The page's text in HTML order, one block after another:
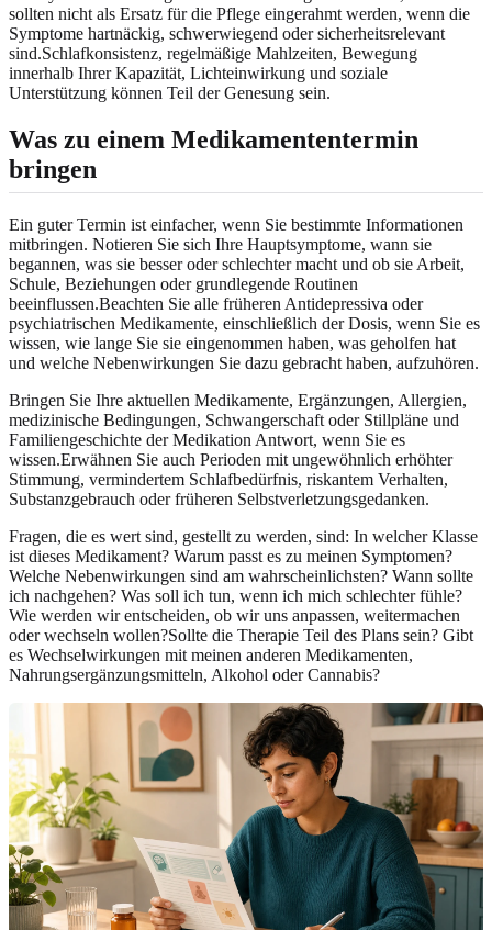
sollten nicht als Ersatz für die Pflege eingerahmt werden, wenn die
Symptome hartnäckig, schwerwiegend oder sicherheitsrelevant
sind.Schlafkonsistenz, regelmäßige Mahlzeiten, Bewegung
innerhalb Ihrer Kapazität, Lichteinwirkung und soziale
Unterstützung können Teil der Genesung sein.
Was zu einem Medikamententermin
bringen
Ein guter Termin ist einfacher, wenn Sie bestimmte Informationen
mitbringen. Notieren Sie sich Ihre Hauptsymptome, wann sie
begannen, was sie besser oder schlechter macht und ob sie Arbeit,
Schule, Beziehungen oder grundlegende Routinen
beeinflussen.Beachten Sie alle früheren Antidepressiva oder
psychiatrischen Medikamente, einschließlich der Dosis, wenn Sie es
wissen, wie lange Sie sie eingenommen haben, was geholfen hat
und welche Nebenwirkungen Sie dazu gebracht haben, aufzuhören.
Bringen Sie Ihre aktuellen Medikamente, Ergänzungen, Allergien,
medizinische Bedingungen, Schwangerschaft oder Stillpläne und
Familiengeschichte der Medikation Antwort, wenn Sie es
wissen.Erwähnen Sie auch Perioden mit ungewöhnlich erhöhter
Stimmung, vermindertem Schlafbedürfnis, riskantem Verhalten,
Substanzgebrauch oder früheren Selbstverletzungsgedanken.
Fragen, die es wert sind, gestellt zu werden, sind: In welcher Klasse
ist dieses Medikament? Warum passt es zu meinen Symptomen?
Welche Nebenwirkungen sind am wahrscheinlichsten? Wann sollte
ich nachgehen? Was soll ich tun, wenn ich mich schlechter fühle?
Wie werden wir entscheiden, ob wir uns anpassen, weitermachen
oder wechseln wollen?Sollte die Therapie Teil des Plans sein? Gibt
es Wechselwirkungen mit meinen anderen Medikamenten,
Nahrungsergänzungsmitteln, Alkohol oder Cannabis?